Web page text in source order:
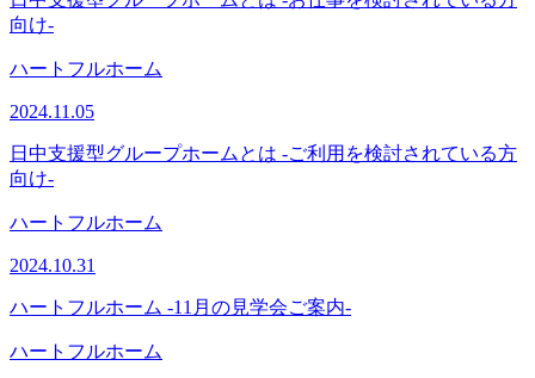
向け-
ハートフルホーム
2024.11.05
日中支援型グループホームとは -ご利用を検討されている方
向け-
ハートフルホーム
2024.10.31
ハートフルホーム -11月の見学会ご案内-
ハートフルホーム